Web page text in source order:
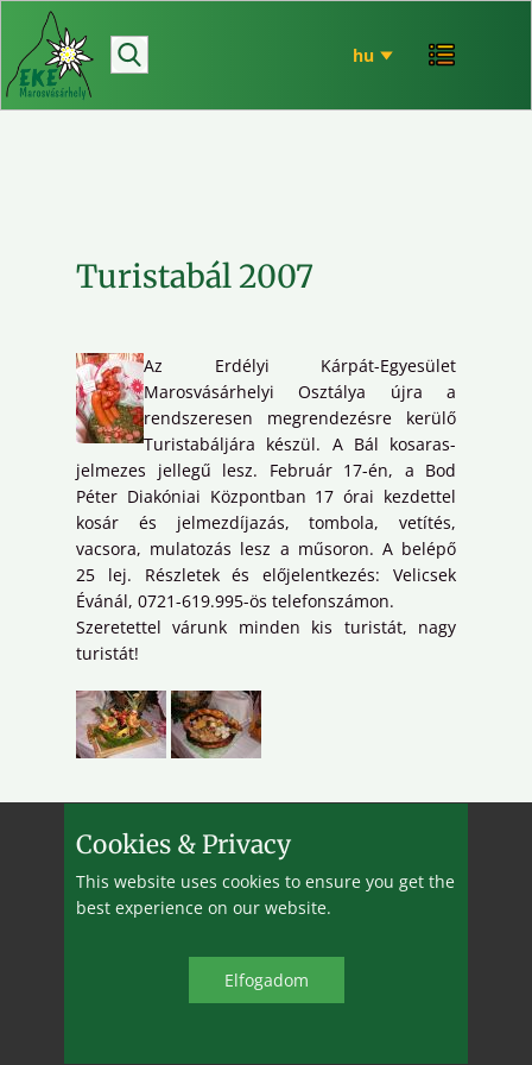
hírek
bemutatkozó
EKE történet
ökó
Turistabál 2007
Az Erdélyi Kárpát-Egyesület
Marosvásárhelyi Osztálya újra a
rendszeresen megrendezésre kerülő
Turistabáljára készül. A Bál kosaras-
jelmezes jellegű lesz. Február 17-én, a Bod
Péter Diakóniai Központban 17 órai kezdettel
kosár és jelmezdíjazás, tombola, vetítés,
vacsora, mulatozás lesz a műsoron. A belépő
25 lej. Részletek és előjelentkezés: Velicsek
Évánál, 0721-619.995-ös telefonszámon.
Szeretettel várunk minden kis turistát, nagy
turistát!
2005-2025 ©ekeMVH&
Cookies & Privacy
This website uses cookies to ensure you get the
best experience on our website.
Elfo​gadom